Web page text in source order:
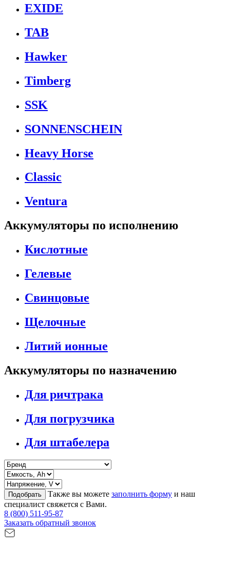
EXIDE
TAB
Hawker
Timberg
SSK
SONNENSCHEIN
Heavy Horse
Classic
Ventura
Аккумуляторы по исполнению
Кислотные
Гелевые
Свинцовые
Щелочные
Литий ионные
Аккумуляторы по назначению
Для ричтрака
Для погрузчика
Для штабелера
Подобрать Также вы можете заполнить форму и наш
специалист свяжется с Вами.
8 (800) 511-95-87
Заказать обратный звонок